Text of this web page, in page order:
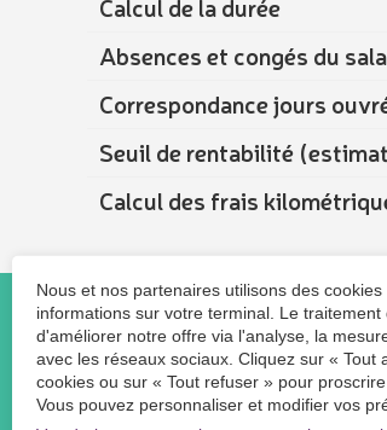
Calcul de la durée
Absences et congés du
Correspondance jours
Seuil de rentabilité
Calcul des frais
128 rue André-Charles
La Maison Des Conseils - Zone
Nous et nos partenaires utilisons des
informations sur votre terminal. Le
d'améliorer notre offre via l'analyse, la
avec les réseaux sociaux. Cliquez sur «
cookies ou sur « Tout refuser » pour
Vous pouvez personnaliser et modifier vos